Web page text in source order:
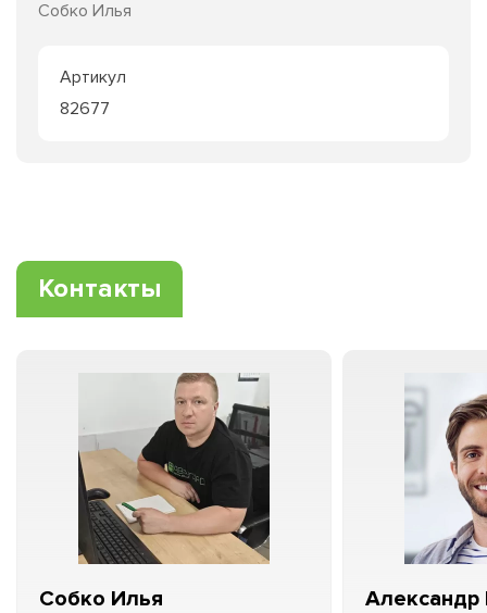
Собко Илья
Артикул
82677
Контакты
Собко Илья Александр